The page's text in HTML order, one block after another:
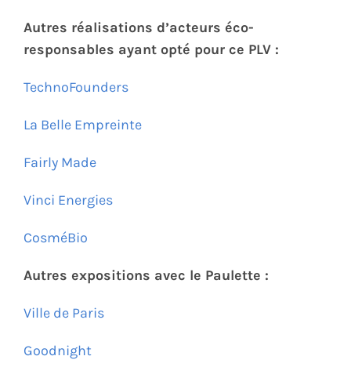
Autres réalisations d’acteurs éco-
responsables ayant opté pour ce PLV :
TechnoFounders
La Belle Empreinte
Fairly Made
Vinci Energies
CosméBio
Autres expositions avec le Paulette :
Ville de Paris
Goodnight